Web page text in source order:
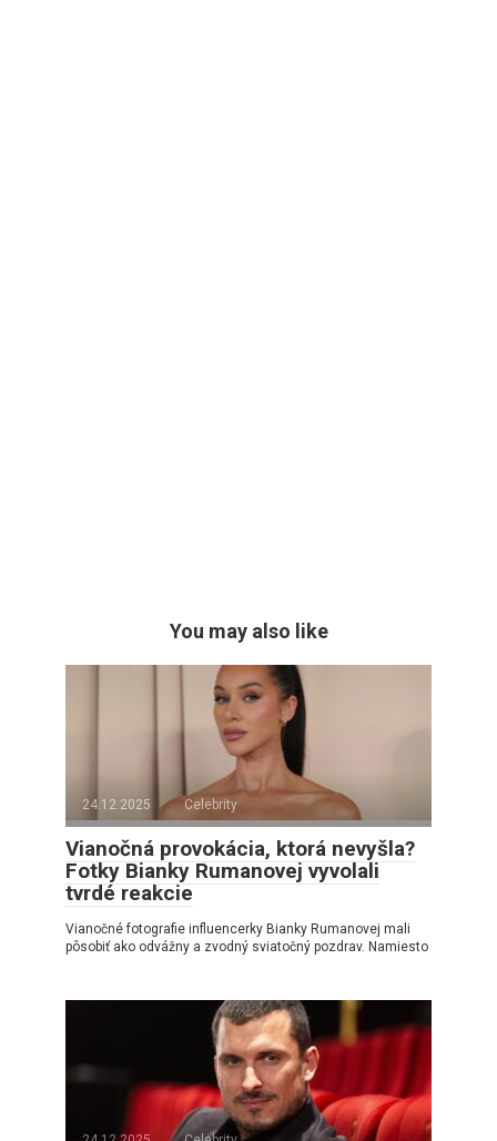
You may also like
24.12.2025 Celebrity
Vianočná provokácia, ktorá nevyšla?
Fotky Bianky Rumanovej vyvolali
tvrdé reakcie
Vianočné fotografie influencerky Bianky Rumanovej mali
pôsobiť ako odvážny a zvodný sviatočný pozdrav. Namiesto